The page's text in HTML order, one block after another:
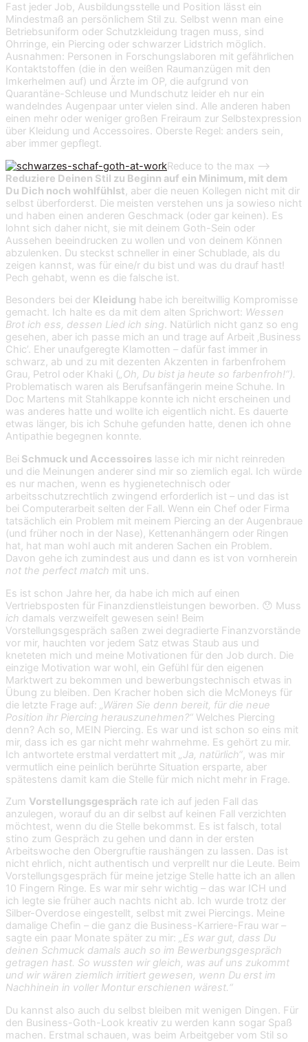
Fast jeder Job, Ausbildungsstelle und Position lässt ein
Mindestmaß an persönlichem Stil zu. Selbst wenn man eine
Betriebsuniform oder Schutzkleidung tragen muss, sind
Ohrringe, ein Piercing oder schwarzer Lidstrich möglich.
Ausnahmen: Personen in Forschungslaboren mit gefährlichen
Kontaktstoffen (die in den weißen Raumanzügen mit den
Imkerhelmen auf) und Ärzte im OP, die aufgrund von
Quarantäne-Schleuse und Mundschutz leider eh nur ein
wandelndes Augenpaar unter vielen sind. Alle anderen haben
einen mehr oder weniger großen Freiraum zur Selbstexpression
über Kleidung und Accessoires. Oberste Regel: anders sein,
aber immer gepflegt.
Reduce to the max –>
Reduziere Deinen Stil zu Beginn auf ein Minimum, mit dem
Du Dich noch wohlfühlst, aber die neuen Kollegen nicht mit dir
selbst überforderst. Die meisten verstehen uns ja sowieso nicht
und haben einen anderen Geschmack (oder gar keinen). Es
lohnt sich daher nicht, sie mit deinem Goth-Sein oder
Aussehen beeindrucken zu wollen und von deinem Können
abzulenken. Du steckst schneller in einer Schublade, als du
zeigen kannst, was für eine/r du bist und was du drauf hast!
Pech gehabt, wenn es die falsche ist.
Besonders bei der Kleidung habe ich bereitwillig Kompromisse
gemacht. Ich halte es da mit dem alten Sprichwort: Wessen
Brot ich ess, dessen Lied ich sing. Natürlich nicht ganz so eng
gesehen, aber ich passe mich an und trage auf Arbeit ‚Business
Chic’. Eher unaufgeregte Klamotten – dafür fast immer in
schwarz, ab und zu mit dezenten Akzenten in farbenfrohem
Grau, Petrol oder Khaki („Oh, Du bist ja heute so farbenfroh!“).
Problematisch waren als Berufsanfängerin meine Schuhe. In
Doc Martens mit Stahlkappe konnte ich nicht erscheinen und
was anderes hatte und wollte ich eigentlich nicht. Es dauerte
etwas länger, bis ich Schuhe gefunden hatte, denen ich ohne
Antipathie begegnen konnte.
Bei Schmuck und Accessoires lasse ich mir nicht reinreden
und die Meinungen anderer sind mir so ziemlich egal. Ich würde
es nur machen, wenn es hygienetechnisch oder
arbeitsschutzrechtlich zwingend erforderlich ist – und das ist
bei Computerarbeit selten der Fall. Wenn ein Chef oder Firma
tatsächlich ein Problem mit meinem Piercing an der Augenbraue
(und früher noch in der Nase), Kettenanhängern oder Ringen
hat, hat man wohl auch mit anderen Sachen ein Problem.
Davon gehe ich zumindest aus und dann es ist von vornherein
not the perfect match mit uns.
Es ist schon Jahre her, da habe ich mich auf einen
Vertriebsposten für Finanzdienstleistungen beworben. 😯 Muss
ich damals verzweifelt gewesen sein! Beim
Vorstellungsgespräch saßen zwei degradierte Finanzvorstände
vor mir, hauchten vor jedem Satz etwas Staub aus und
kneteten mich und meine Motivationen für den Job durch. Die
einzige Motivation war wohl, ein Gefühl für den eigenen
Marktwert zu bekommen und bewerbungstechnisch etwas in
Übung zu bleiben. Den Kracher hoben sich die McMoneys für
die letzte Frage auf: „Wären Sie denn bereit, für die neue
Position ihr Piercing herauszunehmen?“ Welches Piercing
denn? Ach so, MEIN Piercing. Es war und ist schon so eins mit
mir, dass ich es gar nicht mehr wahrnehme. Es gehört zu mir.
Ich antwortete erstmal verdattert mit „Ja, natürlich“, was mir
vermutlich eine peinlich berührte Situation ersparte, aber
spätestens damit kam die Stelle für mich nicht mehr in Frage.
Zum Vorstellungsgespräch rate ich auf jeden Fall das
anzulegen, worauf du an dir selbst auf keinen Fall verzichten
möchtest, wenn du die Stelle bekommst. Es ist falsch, total
stino zum Gespräch zu gehen und dann in der ersten
Arbeitswoche den Obergruftie raushängen zu lassen. Das ist
nicht ehrlich, nicht authentisch und verprellt nur die Leute. Beim
Vorstellungsgespräch für meine jetzige Stelle hatte ich an allen
10 Fingern Ringe. Es war mir sehr wichtig – das war ICH und
ich legte sie früher auch nachts nicht ab. Ich wurde trotz der
Silber-Overdose eingestellt, selbst mit zwei Piercings. Meine
damalige Chefin – die ganz die Business-Karriere-Frau war –
sagte ein paar Monate später zu mir: „Es war gut, dass Du
deinen Schmuck damals auch so im Bewerbungsgespräch
getragen hast. So wussten wir gleich, was auf uns zukommt
und wir wären ziemlich irritiert gewesen, wenn Du erst im
Nachhinein in voller Montur erschienen wärest.“
Du kannst also auch du selbst bleiben mit wenigen Dingen. Für
den Business-Goth-Look kreativ zu werden kann sogar Spaß
machen. Erstmal schauen, was beim Arbeitgeber vom Stil so